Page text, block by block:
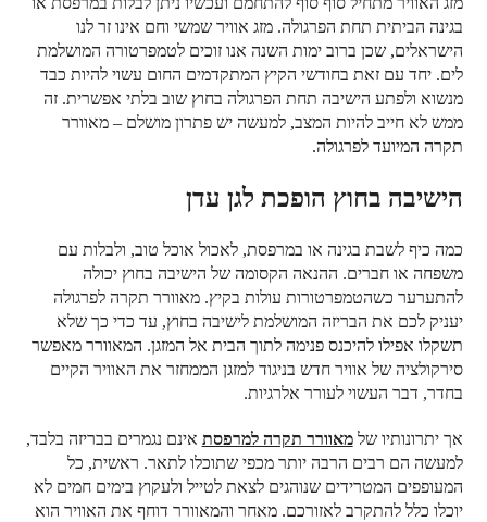
בעמוד
המוצר
בגינה הביתית תחת הפרגולה. מזג אוויר שמשי וחם אינו זר לנו
הישראלים, שכן ברוב ימות השנה אנו זוכים לטמפרטורה המושלמת
לים. יחד עם זאת בחודשי הקיץ המתקדמים החום עשוי להיות כבד
מנשוא ולפתע הישיבה תחת הפרגולה בחוץ שוב בלתי אפשרית. זה
ממש לא חייב להיות המצב, למעשה יש פתרון מושלם – מאוורר
תקרה המיועד לפרגולה.
הישיבה בחוץ הופכת לגן עדן
כמה כיף לשבת בגינה או במרפסת, לאכול אוכל טוב, ולבלות עם
משפחה או חברים. ההנאה הקסומה של הישיבה בחוץ יכולה
להתערער כשהטמפרטורות עולות בקיץ. מאוורר תקרה לפרגולה
יעניק לכם את הבריזה המושלמת לישיבה בחוץ, עד כדי כך שלא
תשקלו אפילו להיכנס פנימה לתוך הבית אל המזגן. המאוורר מאפשר
סירקולציה של אוויר חדש בניגוד למזגן הממחזר את האוויר הקיים
בחדר, דבר העשוי לעורר אלרגיות.
אך יתרונותיו שלמאוורר תקרה למרפסת אינם נגמרים בבריזה בלבד,
למעשה הם רבים הרבה יותר מכפי שתוכלו לתאר. ראשית, כל
המעופפים המטרידים שנוהגים לצאת לטייל ולעקוץ בימים חמים לא
יוכלו כלל להתקרב לאזורכם. מאחר והמאוורר דוחף את האוויר הוא